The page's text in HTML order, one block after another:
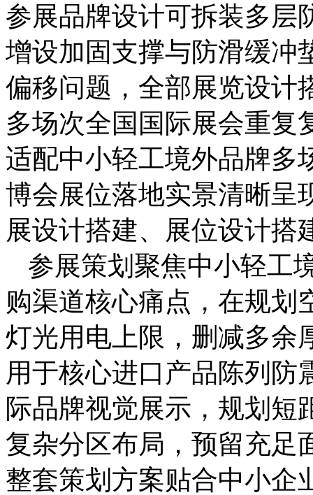
参展品牌设计可拆装多层
增设加固支撑与防滑缓冲
偏移问题，全部展览设计
多场次全国国际展会重复
适配中小轻工境外品牌多
博会展位落地实景清晰呈
展设计搭建、展位设计搭
参展策划聚焦中小轻工
购渠道核心痛点，在规划
灯光用电上限，删减多余
用于核心进口产品陈列防
际品牌视觉展示，规划短
复杂分区布局，预留充足
整套策划方案贴合中小企